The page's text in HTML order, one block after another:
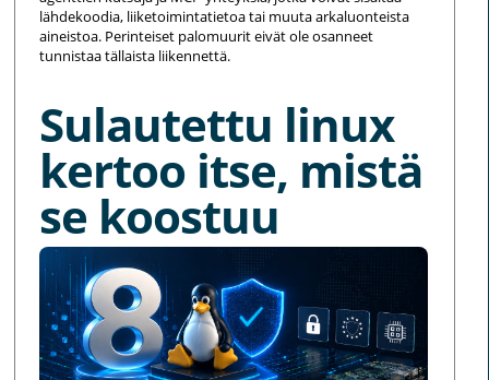
lähdekoodia, liiketoimintatietoa tai muuta arkaluonteista
aineistoa. Perinteiset palomuurit eivät ole osanneet
tunnistaa tällaista liikennettä.
Sulautettu linux
kertoo itse, mistä
se koostuu